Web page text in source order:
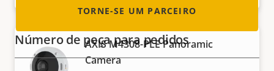
AXIS M4308-PLE Panoramic
Camera
TORNE-SE UM PARCEIRO
Número de peça para pedidos